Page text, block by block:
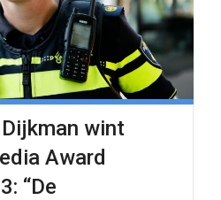
wint
Award
“De